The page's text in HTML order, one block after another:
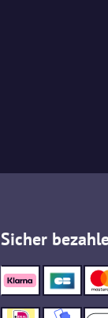
Sicher